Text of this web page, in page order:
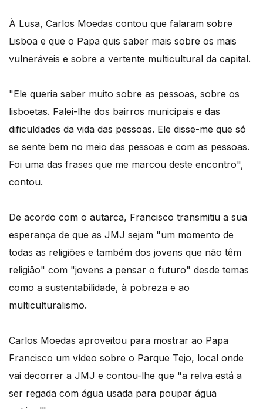
À Lusa, Carlos Moedas contou que falaram sobre
Lisboa e que o Papa quis saber mais sobre os mais
vulneráveis e sobre a vertente multicultural da capital.
"Ele queria saber muito sobre as pessoas, sobre os
lisboetas. Falei-lhe dos bairros municipais e das
dificuldades da vida das pessoas. Ele disse-me que só
se sente bem no meio das pessoas e com as pessoas.
Foi uma das frases que me marcou deste encontro",
contou.
De acordo com o autarca, Francisco transmitiu a sua
esperança de que as JMJ sejam "um momento de
todas as religiões e também dos jovens que não têm
religião" com "jovens a pensar o futuro" desde temas
como a sustentabilidade, à pobreza e ao
multiculturalismo.
Carlos Moedas aproveitou para mostrar ao Papa
Francisco um vídeo sobre o Parque Tejo, local onde
vai decorrer a JMJ e contou-lhe que "a relva está a
ser regada com água usada para poupar água